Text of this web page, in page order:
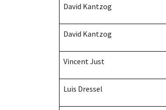
David Kantzog
David Kantzog
Vincent Just
Luis Dressel